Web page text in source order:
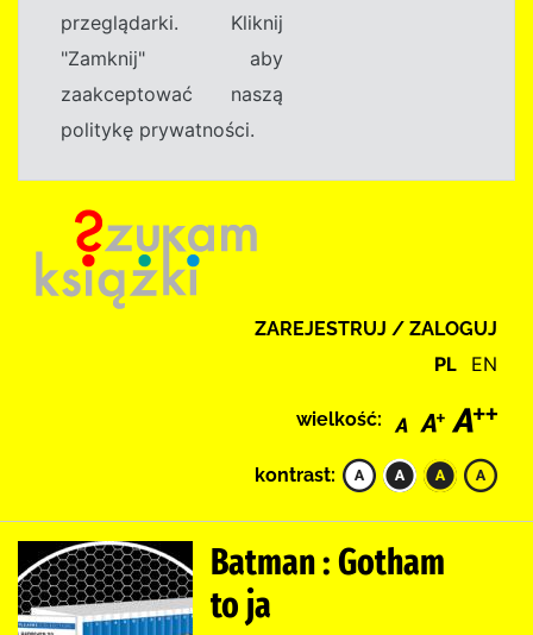
przeglądarki. Kliknij
"Zamknij" aby
zaakceptować naszą
politykę prywatności.
ZAREJESTRUJ / ZALOGUJ
PL EN
wielkość:
kontrast:
Batman : Gotham
to ja